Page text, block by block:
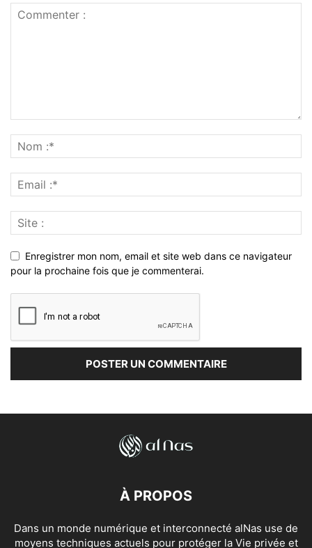
Enregistrer mon nom, email et site web dans ce navigateur
pour la prochaine fois que je commenterai.
À PROPOS
Dans un monde numérique et interconnecté alNas use de
moyens techniques actuels pour protéger la Vie privée et